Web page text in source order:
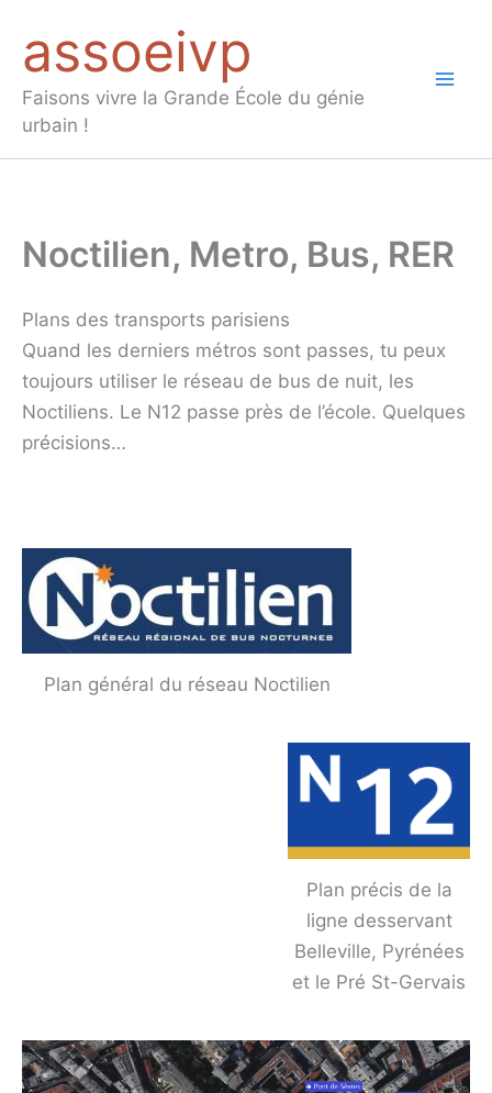
contenu
assoeivp
Faisons vivre la Grande École du génie
urbain !
Noctilien, Metro, Bus, RER
Plans des transports parisiens
Quand les derniers métros sont passes, tu peux
toujours utiliser le réseau de bus de nuit, les
Noctiliens. Le N12 passe près de l’école. Quelques
précisions…
Plan général du réseau Noctilien
Plan précis de la
ligne desservant
Belleville, Pyrénées
et le Pré St-Gervais